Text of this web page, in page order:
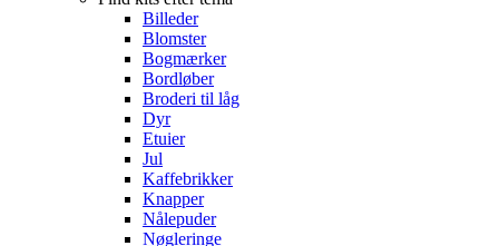
Billeder
Blomster
Bogmærker
Bordløber
Broderi til låg
Dyr
Etuier
Jul
Kaffebrikker
Knapper
Nålepuder
Nøgleringe